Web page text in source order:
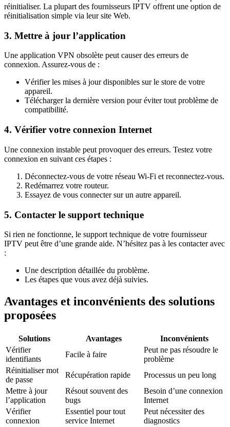
réinitialiser. La plupart des fournisseurs IPTV offrent une option de
réinitialisation simple via leur site Web.
3. Mettre à jour l’application
Une application VPN obsolète peut causer des erreurs de
connexion. Assurez-vous de :
Vérifier les mises à jour disponibles sur le store de votre
appareil.
Télécharger la dernière version pour éviter tout problème de
compatibilité.
4. Vérifier votre connexion Internet
Une connexion instable peut provoquer des erreurs. Testez votre
connexion en suivant ces étapes :
Déconnectez-vous de votre réseau Wi-Fi et reconnectez-vous.
Redémarrez votre routeur.
Essayez de vous connecter sur un autre appareil.
5. Contacter le support technique
Si rien ne fonctionne, le support technique de votre fournisseur
IPTV peut être d’une grande aide. N’hésitez pas à les contacter avec
:
Une description détaillée du problème.
Les étapes que vous avez déjà suivies.
Avantages et inconvénients des solutions
proposées
Solutions Avantages
Inconvénients
Vérifier
identifiants
Facile à faire
Peut ne pas résoudre le
problème
Réinitialiser mot
de passe
Récupération rapide
Processus un peu long
Mettre à jour
l’application
Résout souvent des
bugs
Besoin d’une connexion
Internet
Vérifier
connexion
Essentiel pour tout
service Internet
Peut nécessiter des
diagnostics